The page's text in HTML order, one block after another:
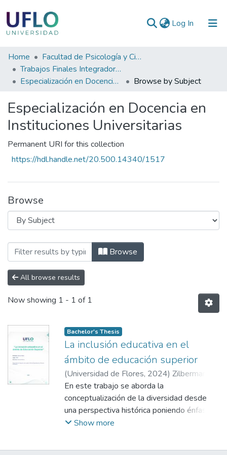
Log In (current)
Communities
&
Collections
All of RIUFLO
Home
Facultad de Psicología y Ciencias Sociales
Trabajos Finales Integradores (TFI) de Especialización
Especialización en Docencia en Instituciones Universitarias
Browse by Subject
Especialización en Docencia en
Instituciones Universitarias
Permanent URI for this collection
https://hdl.handle.net/20.500.14340/1517
Browse
Browsing Especialización en Docencia
Browse
All browse results
Now showing 1 - 1 of 1
Bachelor's Thesis
La inclusión educativa en el
ámbito de educación superior
(Universidad de Flores, 2024) Zilberman,
Melisa Denise; Damonte, Mariana
Zulma Gabriela;Enrico, Liliana;Delgado,
Mónica
En este trabajo se aborda la
conceptualización de la diversidad desde
una perspectiva histórica poniendo énfasis
en el ámbito educativo, haciendo foco en el
Show more